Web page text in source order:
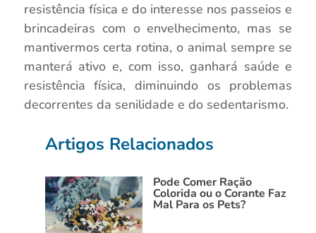
resistência física e do interesse nos passeios e
brincadeiras com o envelhecimento, mas se
mantivermos certa rotina, o animal sempre se
manterá ativo e, com isso, ganhará saúde e
resistência física, diminuindo os problemas
decorrentes da senilidade e do sedentarismo.
Artigos Relacionados
Pode Comer Ração
Colorida ou o Corante Faz
Mal Para os Pets?